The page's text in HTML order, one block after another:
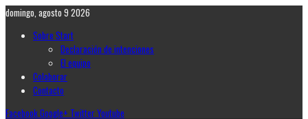
domingo, agosto 9 2026
Sobre Start
Declaración de intenciones
El equipo
Colaborar
Contacto
FacebookGoogle+ TwitterYoutube